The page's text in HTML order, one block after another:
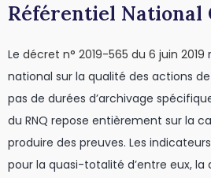
Référentiel National
Le décret n° 2019-565 du 6 juin 2019
national sur la qualité des actions
pas de durées d’archivage
du RNQ repose entièrement sur la
produire des preuves. Les
pour la quasi-totalité d’entre eux,